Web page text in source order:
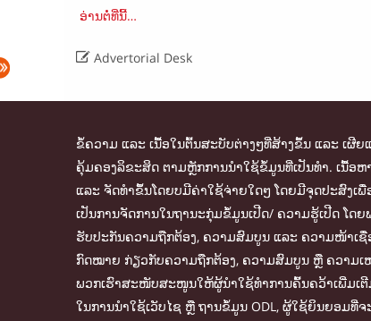
ອ່ານຕໍ່ທີ່ນີ້…
Advertorial Desk
ຂໍ້ຄວາມ ແລະ ເນື້ອໃນຕົ້ນສະບັບຕ່າງໆທີ່ສ້າງຂຶ້ນ ແລະ ເຜີ
ຄຸ້ມຄອງລິຂະສິດ ຕາມຫຼັກການນຳໃຊ້ຂໍ້ມູນທີ່ເປັນທຳ. ເນື້ອຫ
ແລະ ຈັດທຳຂຶ້ນໂດຍບມີຄ່າໃຊ້ຈ່າຍໃດໆ ໂດຍມີຈຸດປະສົງເ
ເປັນການຈັດການໃນຖານະກຸ່ມຂໍ້ມູນເປີດ/ ຄວາມຮູ້ເປີດ ໂດ
ຮັບປະກັນຄວາມຖືກຕ້ອງ, ຄວາມສົມບູນ ແລະ ຄວາມໜ້າເຊື່
ກົດໝາຍ ກ່ຽວກັບຄວາມຖືກຕ້ອງ, ຄວາມສົມບູນ ຫຼື ຄວາມເ
ພວກເຮົາສະໜັບສະໜູນໃຫ້ຜູ້ນຳໃຊ້ທຳການຄົ້ນຄວ້າເພີ່ມເຕີ
ໃນການນຳໃຊ້ເວັບໄຊ ຫຼື ຖານຂໍ້ມູນ ODL, ຜູ້ໃຊ້ຍິນຍອມ